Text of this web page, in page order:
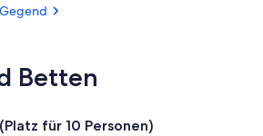
Betten
(Platz für 10 Personen)